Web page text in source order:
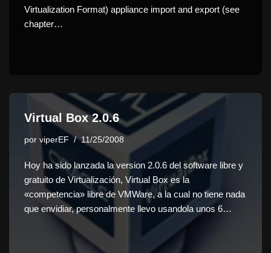
Virtualization Format) appliance import and export (see
chapter…
Virtual Box 2.0.6
por viperEF 11/25/2008
Hoy ha sido lanzada la version 2.0.6 del software libre y
gratuito de Virtualización, Virtual Box es la
«competencia» libre de VMWare, a la cual no tiene nada
que envidiar, personalmente llevo usandola unos 6…